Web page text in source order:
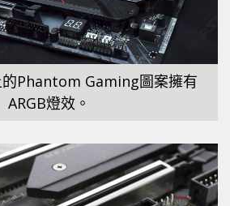
的Phantom Gaming圖案擁有
ARGB燈效。